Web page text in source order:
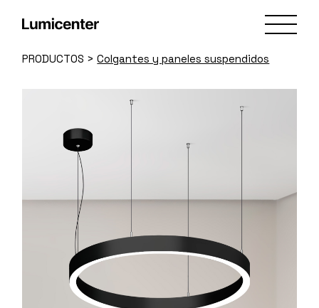
PRODUCTOS >Colgantes y paneles suspendidos